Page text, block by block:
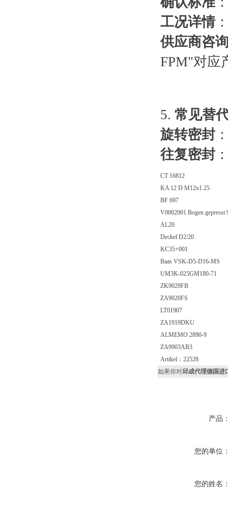
工况详情
供应商咨
FPM"对应
5. 常见替
旋转密封
往复密封
CT 16812
KA 12 D M12x1.25
BF 697
V0002001 Bogen gepresst
AL20
Deckel D2/20
KC35+001
Baas VSK-D5-D16-MS
UM3K-025GM180-71
ZK9029FB
ZA9020FS
LT01907
ZA1919DKU
ALMEMO 2890-9
ZA9903AB3
Artikel：22528
如果你对邱成代理德国进
产品
您的单位
您的姓名